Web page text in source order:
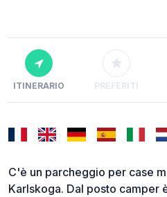
ITINERARIO PREFERITI
C'è un parcheggio per case
Karlskoga. Dal posto camper